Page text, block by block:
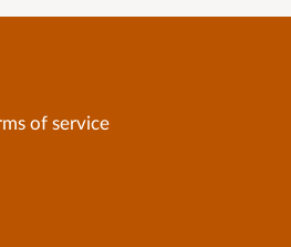
of service